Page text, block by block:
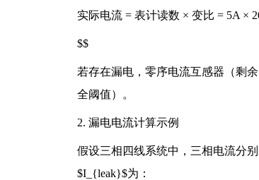
实际电流 = 表计读数 × 变比 = 5A ×
$$
若存在漏电，零序电流互感器（剩
全阈值）。
2. 漏电电流计算示例
假设三相四线系统中，三相电流分
$I_{leak}$为：